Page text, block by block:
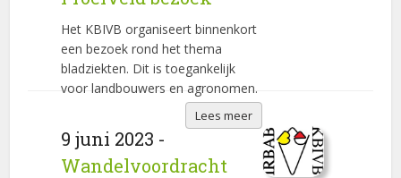
Het KBIVB organiseert binnenkort
een bezoek rond het thema
bladziekten. Dit is toegankelijk
voor landbouwers en agronomen.
Lees meer
9 juni 2023 -
Wandelvoordracht